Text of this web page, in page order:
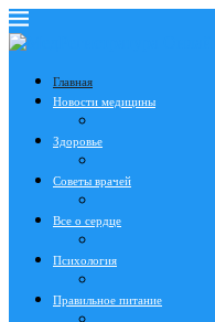
Главная
Новости медицины
Здоровье
Советы врачей
Все о сердце
Психология
Правильное питание